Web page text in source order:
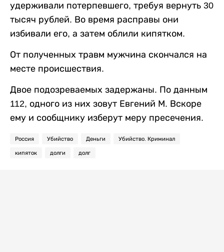
удерживали потерпевшего, требуя вернуть 30
тысяч рублей. Во время расправы они
избивали его, а затем облили кипятком.
От полученных травм мужчина скончался на
месте происшествия.
Двое подозреваемых задержаны. По данным
112, одного из них зовут Евгений М. Вскоре
ему и сообщнику изберут меру пресечения.
Россия Убийство Деньги Убийство. Криминал
кипяток долги долг